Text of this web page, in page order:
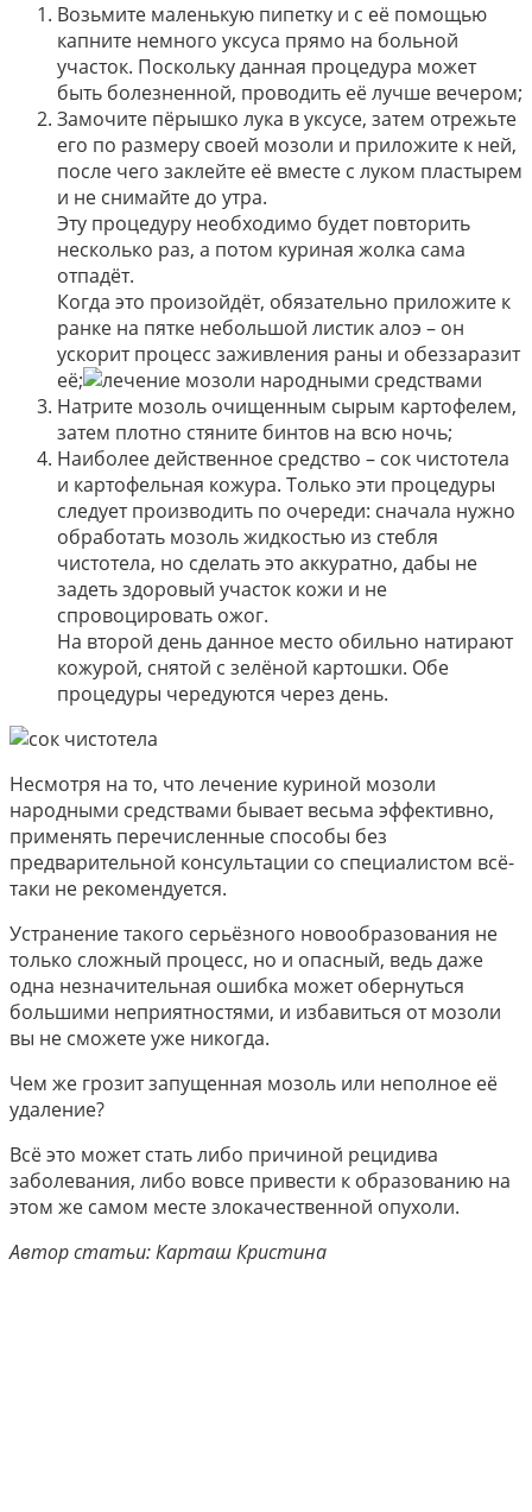
Возьмите маленькую пипетку и с её помощью
капните немного уксуса прямо на больной
участок. Поскольку данная процедура может
быть болезненной, проводить её лучше вечером;
Замочите пёрышко лука в уксусе, затем отрежьте
его по размеру своей мозоли и приложите к ней,
после чего заклейте её вместе с луком пластырем
и не снимайте до утра.
Эту процедуру необходимо будет повторить
несколько раз, а потом куриная жолка сама
отпадёт.
Когда это произойдёт, обязательно приложите к
ранке на пятке небольшой листик алоэ – он
ускорит процесс заживления раны и обеззаразит
её;
Натрите мозоль очищенным сырым картофелем,
затем плотно стяните бинтов на всю ночь;
Наиболее действенное средство – сок чистотела
и картофельная кожура. Только эти процедуры
следует производить по очереди: сначала нужно
обработать мозоль жидкостью из стебля
чистотела, но сделать это аккуратно, дабы не
задеть здоровый участок кожи и не
спровоцировать ожог.
На второй день данное место обильно натирают
кожурой, снятой с зелёной картошки. Обе
процедуры чередуются через день.
Несмотря на то, что лечение куриной мозоли
народными средствами бывает весьма эффективно,
применять перечисленные способы без
предварительной консультации со специалистом всё-
таки не рекомендуется.
Устранение такого серьёзного новообразования не
только сложный процесс, но и опасный, ведь даже
одна незначительная ошибка может обернуться
большими неприятностями, и избавиться от мозоли
вы не сможете уже никогда.
Чем же грозит запущенная мозоль или неполное её
удаление?
Всё это может стать либо причиной рецидива
заболевания, либо вовсе привести к образованию на
этом же самом месте злокачественной опухоли.
Автор статьи: Карташ Кристина